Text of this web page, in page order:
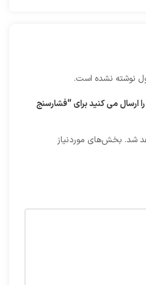
نوشته نشده است.
ارسال می کنید برای “فشارسنج
شد. بخش‌های موردنیاز